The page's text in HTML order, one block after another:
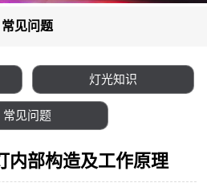
常见问题
灯光知识
常见问题
内部构造及工作原理